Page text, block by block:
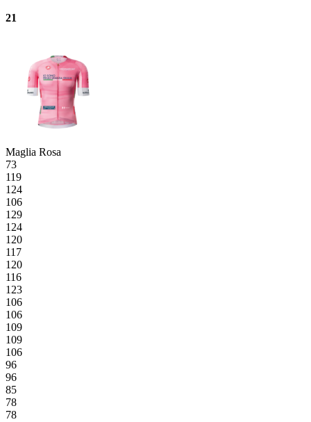
21
Maglia Rosa
73
119
124
106
129
124
120
117
120
116
123
106
106
109
109
106
96
96
85
78
78